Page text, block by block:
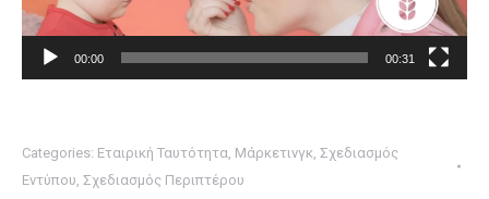
00:00 00:31
Categories: Εταιρική Ταυτότητα, Μάρκετινγκ, Σχεδιασμός
Εντύπου, Σχεδιασμός Περιπτέρου